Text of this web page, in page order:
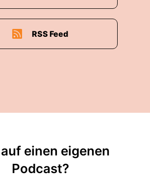
RSS Feed
einen eigenen
Podcast?